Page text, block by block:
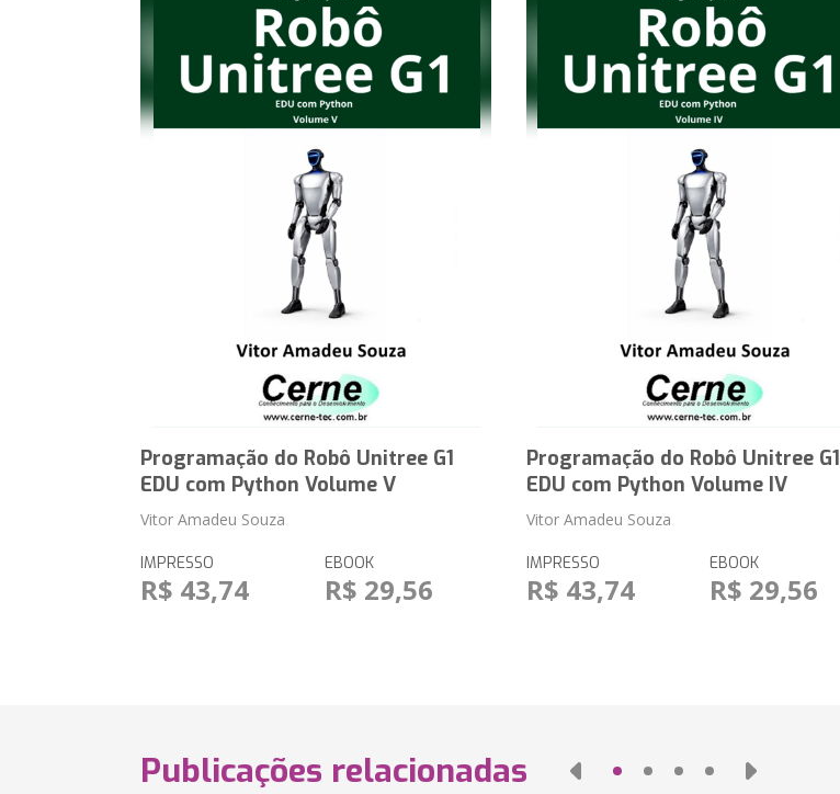
Programação do Robô Unitree G1
EDU com Python Volume V
Vitor Amadeu Souza
IMPRESSO
R$ 43,74
EBOOK
R$ 29,56
Programação do Robô Unitree G1
EDU com Python Volume IV
Vitor Amadeu Souza
IMPRESSO
R$ 43,74
EBOOK
R$ 29,56
Publicações relacionadas